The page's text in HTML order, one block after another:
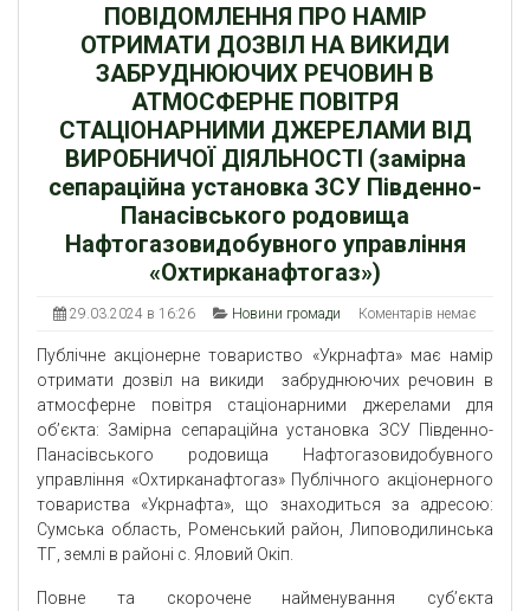
ПОВІДОМЛЕННЯ ПРО НАМІР
ОТРИМАТИ ДОЗВІЛ НА ВИКИДИ
ЗАБРУДНЮЮЧИХ РЕЧОВИН В
АТМОСФЕРНЕ ПОВІТРЯ
СТАЦІОНАРНИМИ ДЖЕРЕЛАМИ ВІД
ВИРОБНИЧОЇ ДІЯЛЬНОСТІ (замірна
сепараційна установка ЗСУ Південно-
Панасівського родовища
Нафтогазовидобувного управління
«Охтирканафтогаз»)
29.03.2024 в 16:26 Новини громади Коментарів немає
Публічне акціонерне товариство «Укрнафта» має намір
отримати дозвіл на викиди забруднюючих речовин в
атмосферне повітря стаціонарними джерелами для
об’єкта: Замірна сепараційна установка ЗСУ Південно-
Панасівського родовища Нафтогазовидобувного
управління «Охтирканафтогаз» Публічного акціонерного
товариства «Укрнафта», що знаходиться за адресою:
Сумська область, Роменський район, Липоводилинська
ТГ, землі в районі с. Яловий Окіп.
Повне та скорочене найменування суб’єкта